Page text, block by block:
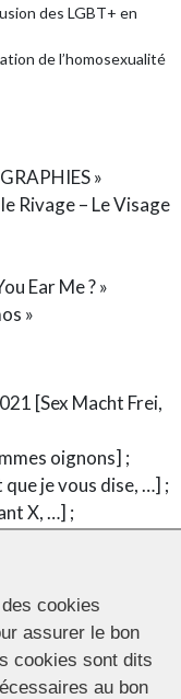
des LGBT+ en
de l’homosexualité
»
Rivage– Le Visage
Ear Me? »
»
[Sex Macht Frei,
oignons] ;
je vous dise, …] ;
X,…] ;
Alison Prost, Guy
cookies
assurer le bon
cookies sont dits
au bon